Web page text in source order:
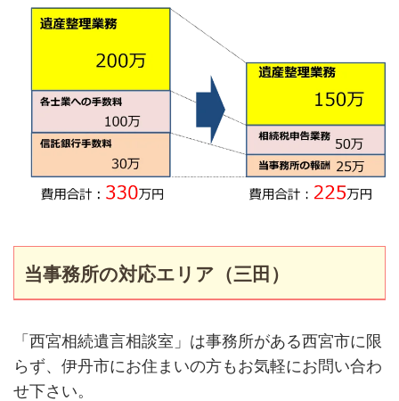
当事務所の対応エリア（三田）
「西宮相続遺言相談室」は事務所がある西宮市に限
らず、伊丹市にお住まいの方もお気軽にお問い合わ
せ下さい。